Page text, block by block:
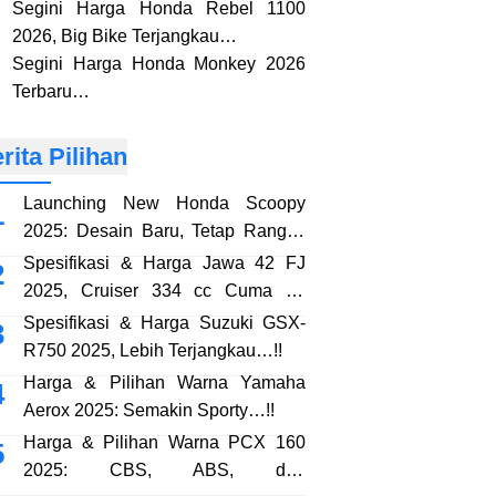
Segini Harga Honda Rebel 1100
2026, Big Bike Terjangkau…
Segini Harga Honda Monkey 2026
Terbaru…
Pilihan
Launching New Honda Scoopy
2025: Desain Baru, Tetap Rangka
eSAF…!!
Spesifikasi & Harga Jawa 42 FJ
2025, Cruiser 334 cc Cuma 38
Jutaan…!!
Spesifikasi & Harga Suzuki GSX-
R750 2025, Lebih Terjangkau…!!
Harga & Pilihan Warna Yamaha
Aerox 2025: Semakin Sporty…!!
Harga & Pilihan Warna PCX 160
2025: CBS, ABS, dan